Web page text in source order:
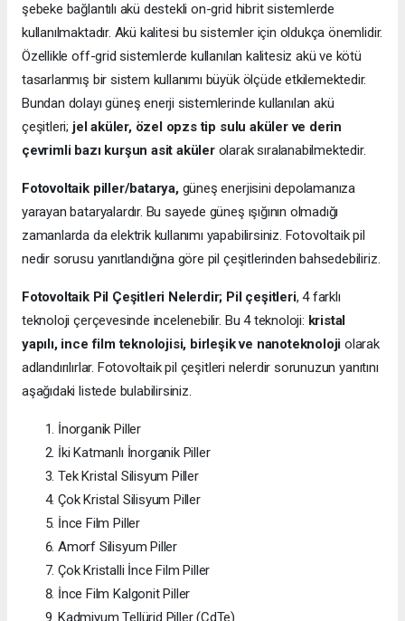
şebeke bağlantılı akü destekli on-grid hibrit sistemlerde
kullanılmaktadır. Akü kalitesi bu sistemler için oldukça önemlidir.
Özellikle off-grid sistemlerde kullanılan kalitesiz akü ve kötü
tasarlanmış bir sistem kullanımı büyük ölçüde etkilemektedir.
Bundan dolayı güneş enerji sistemlerinde kullanılan akü
çeşitleri; jel aküler, özel opzs tip sulu aküler ve derin
çevrimli bazı kurşun asit akülerolarak sıralanabilmektedir.
Fotovoltaik piller/batarya,güneş enerjisini depolamanıza
yarayan bataryalardır. Bu sayede güneş ışığının olmadığı
zamanlarda da elektrik kullanımı yapabilirsiniz. Fotovoltaik pil
nedir sorusu yanıtlandığına göre pil çeşitlerinden bahsedebiliriz.
Fotovoltaik Pil Çeşitleri Nelerdir; Pil çeşitleri, 4 farklı
teknoloji çerçevesinde incelenebilir. Bu 4 teknoloji: kristal
yapılı, ince film teknolojisi, birleşik ve nanoteknoloji olarak
adlandırılırlar. Fotovoltaik pil çeşitleri nelerdir sorunuzun yanıtını
aşağıdaki listede bulabilirsiniz.
İnorganik Piller
İki Katmanlı İnorganik Piller
Tek Kristal Silisyum Piller
Çok Kristal Silisyum Piller
İnce Film Piller
Amorf Silisyum Piller
Çok Kristalli İnce Film Piller
İnce Film Kalgonit Piller
Kadmiyum Tellürid Piller (CdTe)